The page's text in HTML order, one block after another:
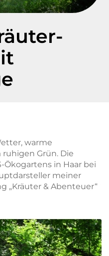
warme
Grün. Die
Ökogartens in Haar bei
meiner
„Kräuter & Abenteuer“